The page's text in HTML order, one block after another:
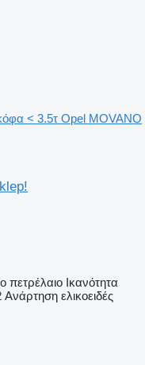
< 3.5τ Opel MOVANO
πετρέλαιο Ικανότητα
Ανάρτηση ελικοειδές